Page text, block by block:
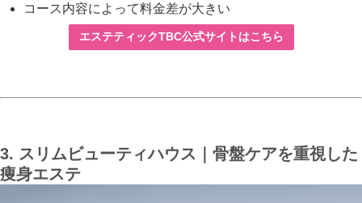
コース内容によって料金差が大きい
エステティックTBC公式サイトはこちら
3. スリムビューティハウス｜骨盤ケアを重視した
痩身エステ